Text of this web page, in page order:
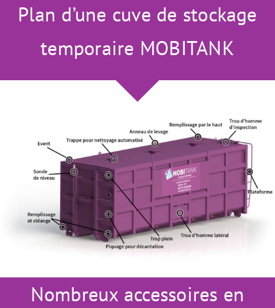
Plan d’une cuve de stockage
temporaire MOBITANK
Nombreux accessoires en